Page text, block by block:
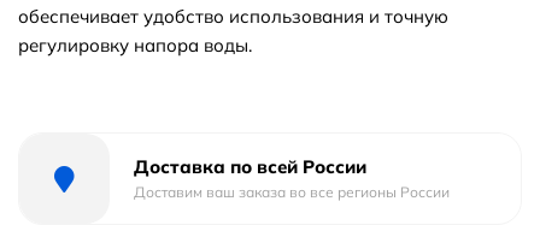
обеспечивает удобство использования и точную
регулировку напора воды.
Доставка по всей России
Доставим ваш заказа во все регионы России